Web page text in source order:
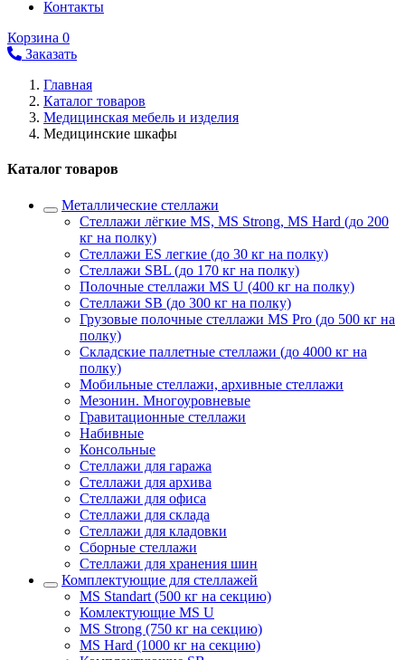
Контакты
Корзина 0
Заказать
Главная
Каталог товаров
Медицинская мебель и изделия
Медицинские шкафы
Каталог товаров
Металлические стеллажи
Стеллажи лёгкие MS, MS Strong, MS Hard (до 200
кг на полку)
Стеллажи ES легкие (до 30 кг на полку)
Стеллажи SBL (до 170 кг на полку)
Полочные стеллажи MS U (400 кг на полку)
Стеллажи SB (до 300 кг на полку)
Грузовые полочные стеллажи MS Pro (до 500 кг на
полку)
Складские паллетные стеллажи (до 4000 кг на
полку)
Мобильные стеллажи, архивные стеллажи
Мезонин. Многоуровневые
Гравитационные стеллажи
Набивные
Консольные
Стеллажи для гаража
Стеллажи для архива
Стеллажи для офиса
Стеллажи для склада
Стеллажи для кладовки
Сборные стеллажи
Стеллажи для хранения шин
Комплектующие для стеллажей
MS Standart (500 кг на секцию)
Комлектующие MS U
MS Strong (750 кг на секцию)
MS Hard (1000 кг на секцию)